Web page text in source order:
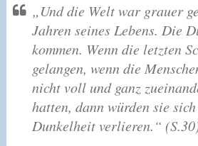
„Und die Welt war grauer
Jahren seines Lebens. Die
kommen. Wenn die letzten
gelangen, wenn die
nicht voll und ganz
hatten, dann würden sie
Dunkelheit verlieren.“